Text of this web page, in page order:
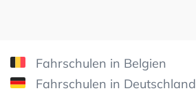
Fahrschulen in Belgien
Fahrschulen in Deutschland